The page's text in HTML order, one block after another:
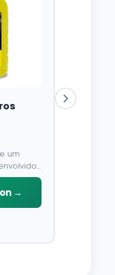
um
e
veiculo.
pode
→